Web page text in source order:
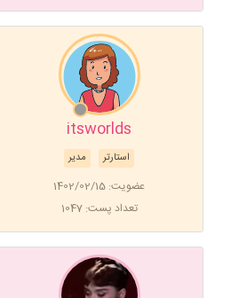
itsworlds
مدیر استارتر
عضویت: 1402/02/15
تعداد پست: 1047